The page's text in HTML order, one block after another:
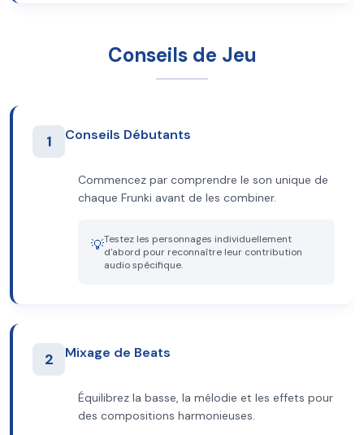
Conseils de Jeu
1 Conseils Débutants
Commencez par comprendre le son unique de
chaque Frunki avant de les combiner.
💡Testez les personnages individuellement
d'abord pour reconnaître leur contribution
audio spécifique.
2 Mixage de Beats
Équilibrez la basse, la mélodie et les effets pour
des compositions harmonieuses.